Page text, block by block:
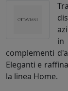
in
complementi
Eleganti e
la linea Home.